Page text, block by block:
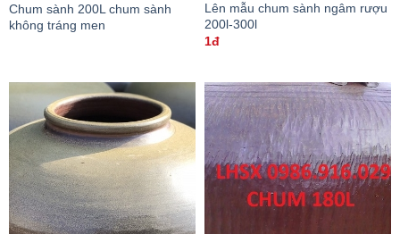
Chum sành 200L chum sành
không tráng men
Lên mẫu chum sành ngâm rượu
200l-300l
1đ